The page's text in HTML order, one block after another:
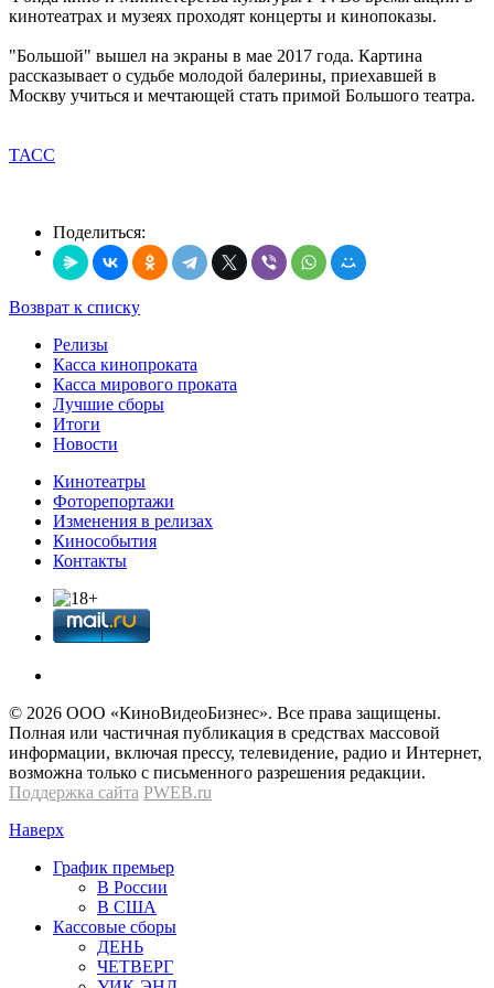
кинотеатрах и музеях проходят концерты и кинопоказы.
"Большой" вышел на экраны в мае 2017 года. Картина
рассказывает о судьбе молодой балерины, приехавшей в
Москву учиться и мечтающей стать примой Большого театра.
ТАСС
Поделиться:
Возврат к списку
Релизы
Касса кинопроката
Касса мирового проката
Лучшие сборы
Итоги
Новости
Кинотеатры
Фоторепортажи
Изменения в релизах
Кинособытия
Контакты
© 2026 OOО «КиноВидеоБизнес». Все права защищены.
Полная или частичная публикация в средствах массовой
информации, включая прессу, телевидение, радио и Интернет,
возможна только с письменного разрешения редакции.
Поддержка сайта PWEB.ru
Наверх
График премьер
В России
В США
Кассовые сборы
ДЕНЬ
ЧЕТВЕРГ